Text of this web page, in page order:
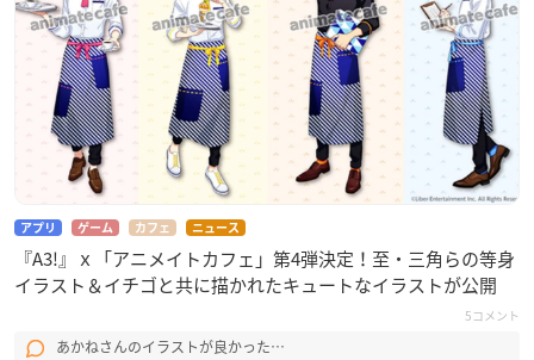
アプリ ゲーム カフェ ニュース
『A3!』ｘ「アニメイトカフェ」第4弾決定！至・三角らの等身
イラスト＆イチゴと共に描かれたキュートなイラストが公開
5コメント
あかねさんのイラストが良かった…